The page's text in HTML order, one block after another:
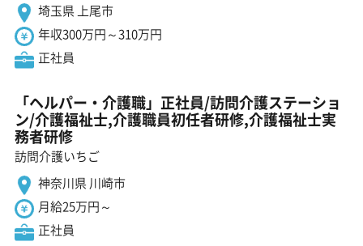
埼玉県 上尾市
年収300万円～310万円
正社員
「ヘルパー・介護職」正社員/訪問介護ステーショ
ン/介護福祉士,介護職員初任者研修,介護福祉士実
務者研修
訪問介護いちご
神奈川県 川崎市
月給25万円～
正社員